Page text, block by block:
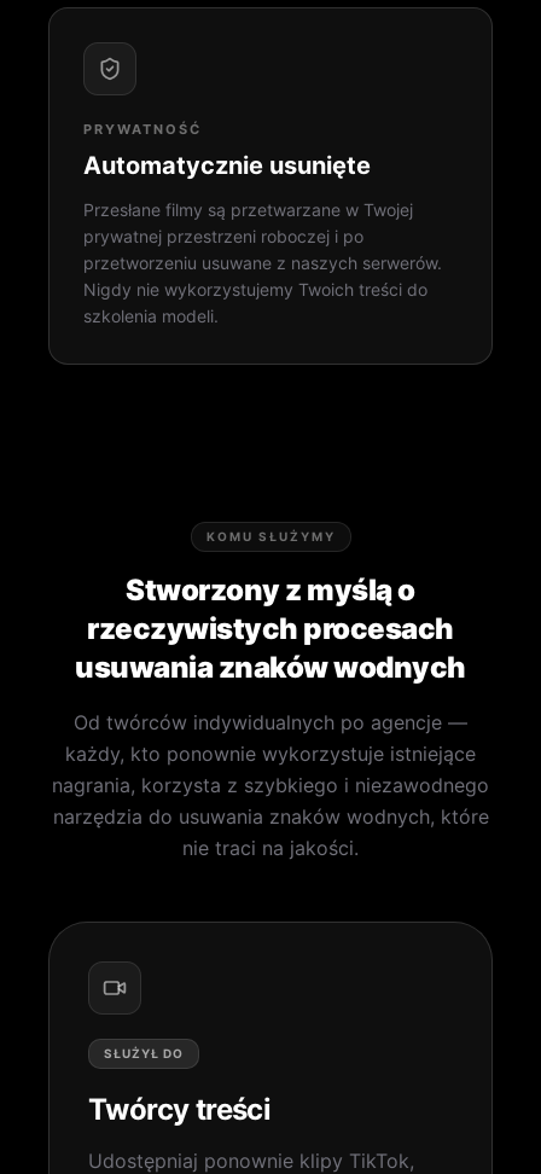
PRYWATNOŚĆ
Automatycznie usunięte
Przesłane filmy są przetwarzane w Twojej
prywatnej przestrzeni roboczej i po
przetworzeniu usuwane z naszych serwerów.
Nigdy nie wykorzystujemy Twoich treści do
szkolenia modeli.
KOMU SŁUŻYMY
Stworzony z myślą o
rzeczywistych procesach
usuwania znaków wodnych
Od twórców indywidualnych po agencje —
każdy, kto ponownie wykorzystuje istniejące
nagrania, korzysta z szybkiego i niezawodnego
narzędzia do usuwania znaków wodnych, które
nie traci na jakości.
SŁUŻYŁ DO
Twórcy treści
Udostępniaj ponownie klipy TikTok,